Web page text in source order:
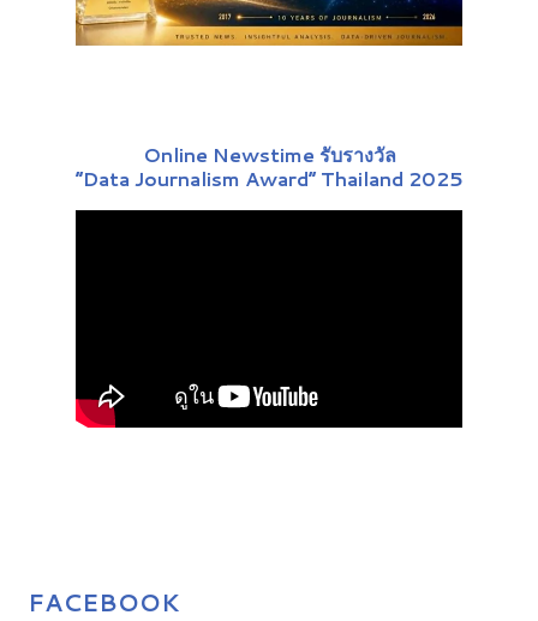
Online Newstime รับรางวัล
“Data Journalism Award” Thailand 2025
FACEBOOK